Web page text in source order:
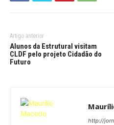
Artigo anterior
Alunos da Estrutural visitam
CLDF pelo projeto Cidadão do
Futuro
http://